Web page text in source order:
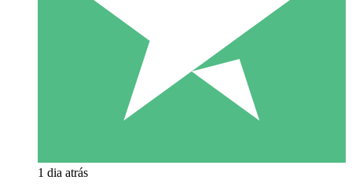
1 dia atrás